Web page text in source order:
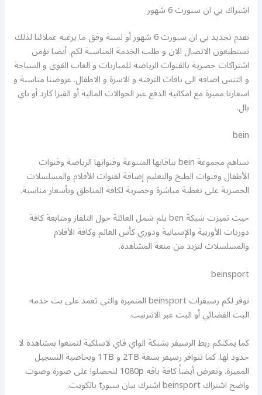
اشتراك بي ان سبورت 6 شهور
نقدم تجديد بي ان سبورت 6 شهور أو لسنة وفق ما يرغبه عملائنا لذلك
تستطيعون الاتصال الان و طلب الخدمة المناسبة لكم. أيضا نؤمن
اشتراكات حصرية بالقنوات الرياضة للمباريات و العاب القوى و السباحة
و التنس اضافة الى باقات الترفيه و الاسرة و الاطفال. عروضنا مناسبة و
اسعارنا مميزة مع امكانية الدفع عبر الحوالات المالية أو الفيزا كارد أو باي
بال.
bein
تساهم مجموعة bein بباقاتها المتنوعة وقنواتها الرياضة وقنوات
الأطفال وقنوات الطبخ والتعليم إضافة لقنوات الأفلام والمسلسلات
الحصرية على تغطية مباشرة وحصرية لكافة المناطق وبأسعار مناسبة.
حيث تميزت شبكة ben بلم شمل العائلة حول التلفاز ومتابعة كافة
دوريات الأوربية والإسبانية ودوري كأس العالم وكافة الأفلام
والمسلسلات لتزيد من متعة المشاهدة.
beinsport
نوفر لكم رسيفرات beinsport المتميزة والتي تعمد على بث خدمه
البث الفضائي أو البث عبر الانترنيت.
كما يمكنكم ربط الرسيفر بشبكة الواي فاي لاسلكية لتمتعوا بمشاهدة لا
حدود لها. كما تتوافر رسيفر بسعة 2TB و 1TB وبخاصية التسجيل
المميزة. وتعرض أيضاً كافة باقه 1080p لتحصلوا على صورة وصوت
واضح اشتراك beinsport اشترك بيان سبورt بالكويت.